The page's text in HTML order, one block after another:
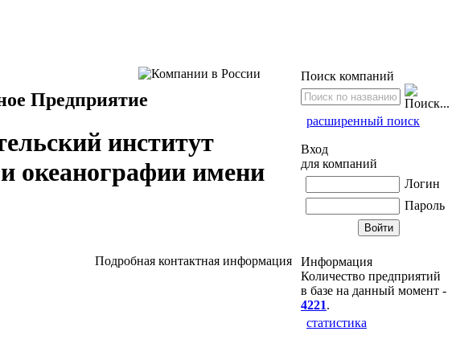
Предприятие
институт
океанографии имени
Подробная контактная информация
Поиск компаний
расширенный поиск
Вход
для компаний
Логин
Пароль
Информация
Количество предприятий
в базе на данный момент -
4221.
статистика